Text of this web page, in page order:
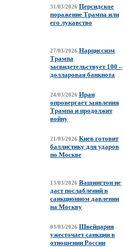
31/03/2026 Персидское
поражение Трампа или
его лукавство
27/03/2026 Нарциссизм
Трампа
засвидетельствует 100 –
долларовая банкнота
24/03/2026 Иран
опровергает заявления
Трампа и продолжит
войну
21/03/2026 Киев готовит
баллистику для ударов
по Москве
13/03/2026 Вашингтон не
даст послаблений в
санкционном давлении
на Москву
03/03/2026 Швейцария
ужесточает санкции в
отношении России